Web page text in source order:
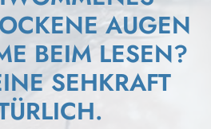
AUGEN
BEIM LESEN?
SEHKRAFT